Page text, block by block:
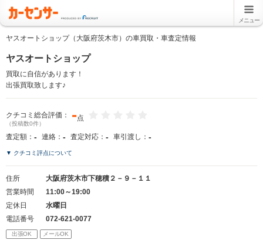
メニュー
ヤスオートショップ（大阪府茨木市）の車買取・車査定情報
ヤスオートショップ
買取に自信があります！
出張買取致します♪
クチコミ総合評価： -点
（投稿数0件）
査定額： - 連絡： - 査定対応： - 車引渡し： -
▼ クチコミ評点について
住所
大阪府茨木市下穂積２－９－１１
営業時間
11:00～19:00
定休日
水曜日
電話番号
072-621-0077
出張OK メールOK